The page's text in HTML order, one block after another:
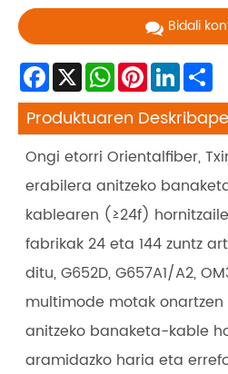
Bidali
Facebook
X WhatsApp
Pinterest
LinkedIn
Produktuaren
Ongi etorri Orientalfiber,
erabilera anitzeko
kablearen (≥24f)
fabrikak 24 eta 144 zuntz
ditu, G652D, G657A1/A2,
multimode motak onartzen
anitzeko banaketa-kable
aramidazko haria eta